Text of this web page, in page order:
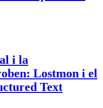
i la
Lostmon i el
Text